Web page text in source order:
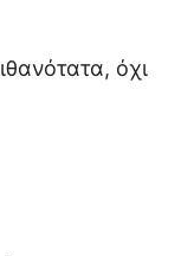
όχι